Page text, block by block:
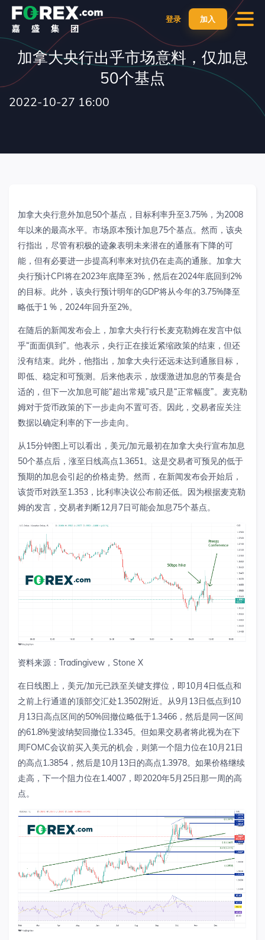
登录 加入
加拿大央行出乎市场意料，仅加息
50个基点
2022-10-27 16:00
加拿大央行意外加息50个基点，目标利率升至3.75% ，为2008
年以来的最高水平。市场原本预计加息75个基点。然而，该央
行指出，尽管有积极的迹象表明未来潜在的通胀有下降的可
能，但有必要进一步提高利率来对抗仍在走高的通胀。加拿大
央行预计CPI将在2023年底降至3% ，然后在2024年底回到2%
的目标。此外，该央行预计明年的GDP将从今年的3.75%降至
略低于1 % ， 2024年回升至2%。
在随后的新闻发布会上，加拿大央行行长麦克勒姆在发言中似
乎“面面俱到”。他表示，央行正在接近紧缩政策的结束，但还
没有结束。此外，他指出，加拿大央行还远未达到通胀目标，
即低、稳定和可预测。后来他表示，放缓激进加息的节奏是合
适的，但下一次加息可能“超出常规”或只是“正常幅度”。麦克勒
姆对于货币政策的下一步走向不置可否。因此，交易者应关注
数据以确定利率的下一步走向。
从 15分钟图上可以看出，美元/加元最初在加拿大央行宣布加息
50个基点后，涨至日线高点1.3651 。这是交易者可预见的低于
预期的加息会引起的价格走势。然而，在新闻发布会开始后，
该货币对跌至1.353 ，比利率决议公布前还低。因为根据麦克勒
姆的发言，交易者判断12 月 7日可能会加息75个基点。
资料来源： Tradingivew ， Stone X
在日线图上，美元/加元已跌至关键支撑位，即10月4日低点和
之前上行通道的顶部交汇处1.3502附近。从9月 13日低点到10
月 13日高点区间的50%回撤位略低于1.3466 ，然后是同一区间
的61.8%斐波纳契回撤位1.3345。但如果交易者将此视为在下
周FOMC会议前买入美元的机会，则第一个阻力位在10月 21日
的高点1.3854 ，然后是10月 13日的高点1.3978。如果价格继续
走高，下一个阻力位在1.4007 ，即2020年5月 25日那一周的高
点。